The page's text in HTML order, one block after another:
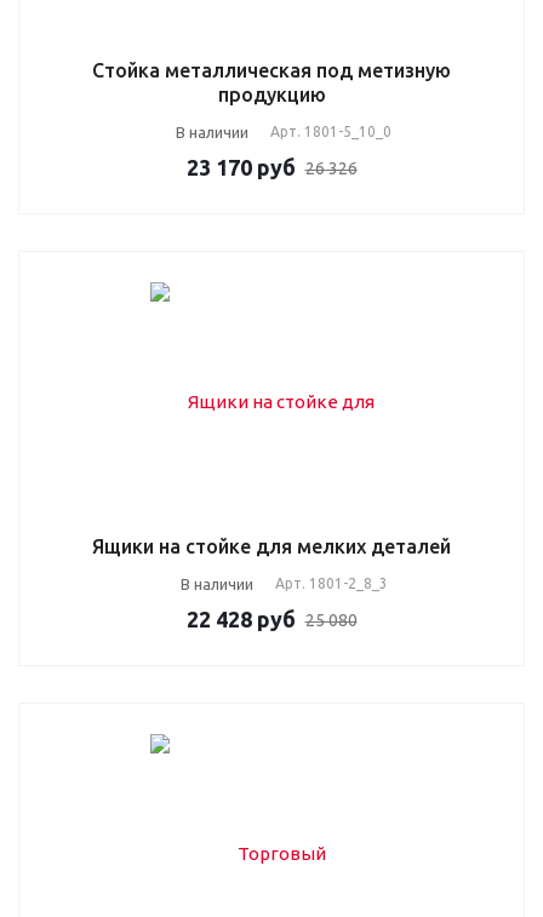
Стойка металлическая под метизную
продукцию
В наличии Арт. 1801-5_10_0
23 170 руб 26 326
Ящики на стойке для мелких деталей
В наличии Арт. 1801-2_8_3
22 428 руб 25 080